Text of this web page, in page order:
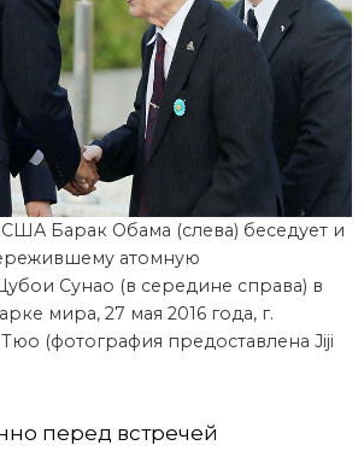
Барак Обама (слева) беседует и
атомную
Сунао (в середине справа) в
мира, 27 мая 2016 года, г.
(фотография предоставлена Jiji
перед встречей